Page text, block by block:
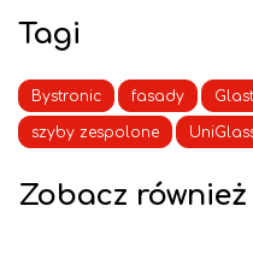
Tagi
Bystronic fasady
szyby zespolone
Zobacz również